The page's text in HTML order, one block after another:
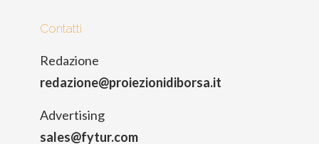
Contatti
Redazione
redazione@proiezionidiborsa.it
Advertising
sales@fytur.com